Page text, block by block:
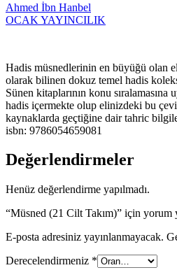
Ahmed İbn Hanbel
OCAK YAYINCILIK
Hadis müsnedlerinin en büyüğü olan
olarak bilinen dokuz temel hadis
Sünen kitaplarının konu
hadis içermekte olup elinizdeki bu
kaynaklarda geçtiğine dair tahric
isbn: 9786054659081
Değerlendirmeler
Henüz değerlendirme yapılmadı.
“Müsned (21 Cilt Takım)” için
E-posta adresiniz yayınlanmayacak.
Derecelendirmeniz *